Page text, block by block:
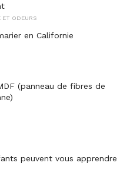
ET ODEURS
en Californie
(panneau de fibres de
peuvent vous apprendre